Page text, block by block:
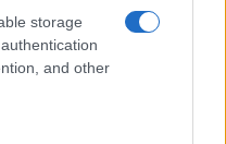
storage
and other
rangra tett szert: az